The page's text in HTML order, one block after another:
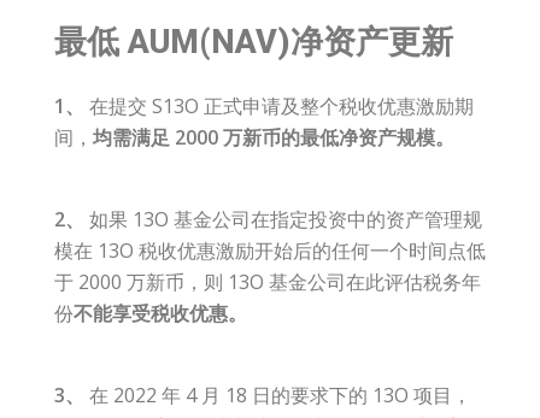
最低 AUM(NAV)净资产更新
1、 在提交 S13O 正式申请及整个税收优惠激励期
间， 均需满足 2000 万新币的最低净资产规模。
2、 如果 13O 基金公司在指定投资中的资产管理规
模在 13O 税收优惠激励开始后的任何一个时间点低
于 2000 万新币，则 13O 基金公司在此评估税务年
份不能享受税收优惠。
3、 在 2022 年 4 月 18 日的要求下的 13O 项目，